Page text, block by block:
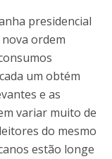
presidencial
ordem
um obtém
e as
variar muito de
do mesmo
estão longe